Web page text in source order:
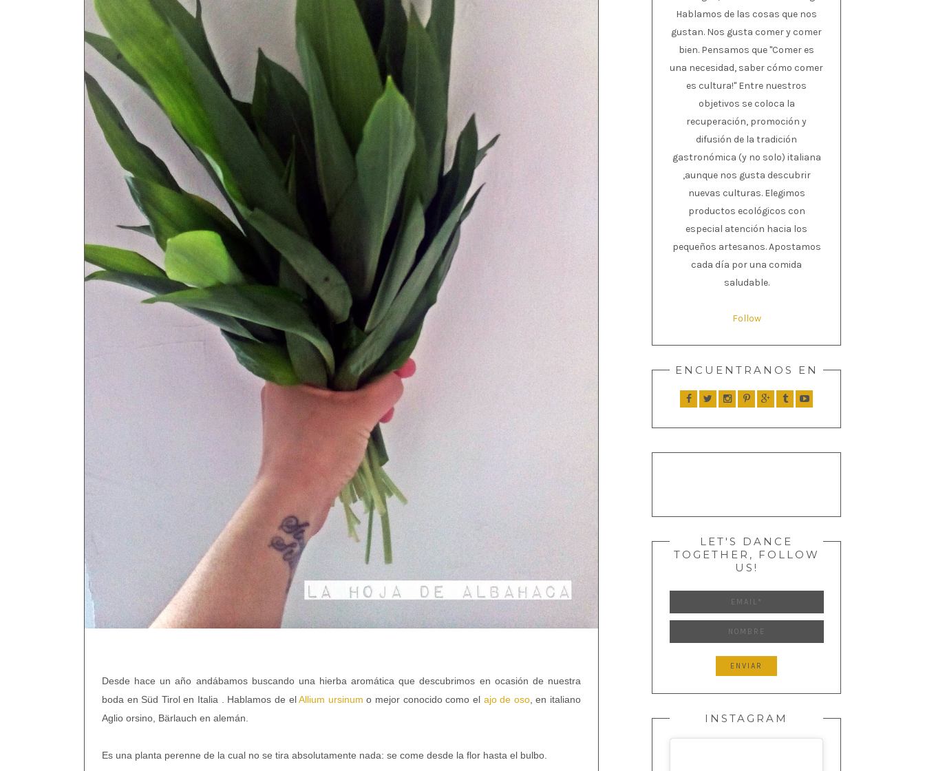
Desde hace un año andábamos buscando una hierba aromática que descubrimos en ocasión de nuestra
boda en Süd Tirol en Italia . Hablamos de elAllium ursinum o mejor conocido como el ajo de oso, en italiano
Aglio orsino, Bärlauch en alemán.
Es una planta perenne de la cual no se tira absolutamente nada: se come desde la flor hasta el bulbo.
Hablamos de las cosas que nos
gustan. Nos gusta comer y comer
bien. Pensamos que "Comer es
una necesidad, saber cómo comer
es cultura!" Entre nuestros
objetivos se coloca la
recuperación, promoción y
difusión de la tradición
gastronómica (y no solo) italiana
,aunque nos gusta descubrir
nuevas culturas. Elegimos
productos ecológicos con
especial atención hacia los
pequeños artesanos. Apostamos
cada día por una comida
saludable.
Follow
ENCUENTRANOS EN
LET'S DANCE
TOGETHER, FOLLOW
US!
INSTAGRAM